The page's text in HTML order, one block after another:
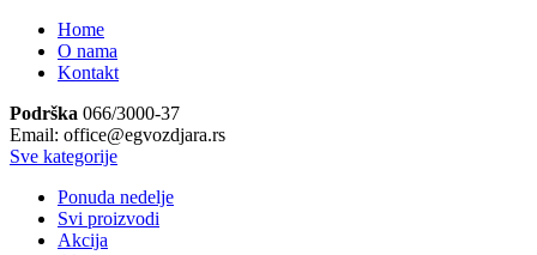
Home
O nama
Kontakt
Podrška 066/3000-37
Email: office@egvozdjara.rs
Sve kategorije
Ponuda nedelje
Svi proizvodi
Akcija